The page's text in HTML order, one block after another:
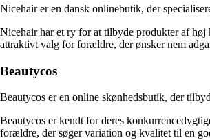
Nicehair er en dansk onlinebutik, der
Nicehair har et ry for at tilbyde produkter af høj
attraktivt valg for forældre, der ønsker nem
Beautycos
Beautycos er en online skønhedsbutik, der
Beautycos er kendt for deres
forældre, der søger variation og kvalitet til en